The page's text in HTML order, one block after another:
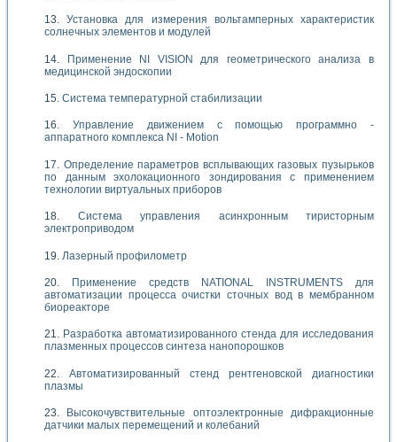
Установка для измерения вольтамперных характеристик
солнечных элементов и модулей
Применение NI VISION для геометрического анализа в
медицинской эндоскопии
Система температурной стабилизации
Управление движением с помощью программно -
аппаратного комплекса NI - Motion
Определение параметров всплывающих газовых пузырьков
по данным эхолокационного зондирования с применением
технологии виртуальных приборов
Система управления асинхронным тиристорным
электроприводом
Лазерный профилометр
Применение средств NATIONAL INSTRUMENTS для
автоматизации процесса очистки сточных вод в мембранном
биореакторе
Разработка автоматизированного стенда для исследования
плазменных процессов синтеза нанопорошков
Автоматизированный стенд рентгеновской диагностики
плазмы
Высокочувствительные оптоэлектронные дифракционные
датчики малых перемещений и колебаний